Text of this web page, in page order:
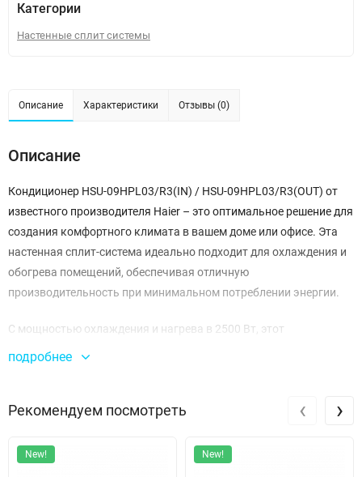
Категории
Настенные сплит системы
Описание Характеристики Отзывы (0)
Описание
Кондиционер HSU-09HPL03/R3(IN) / HSU-09HPL03/R3(OUT) от
известного производителя Haier – это оптимальное решение для
создания комфортного климата в вашем доме или офисе. Эта
настенная сплит-система идеально подходит для охлаждения и
обогрева помещений, обеспечивая отличную
производительность при минимальном потреблении энергии.
С мощностью охлаждения и нагрева в 2500 Вт, этот
кондиционер способен поддерживать комфортную температуру
класс A/A и показатели SCOP/COP 3,61 и SEER/EER 3,21
использовании.
подробнее
Рекомендуем посмотреть
New! New!
‹ ›